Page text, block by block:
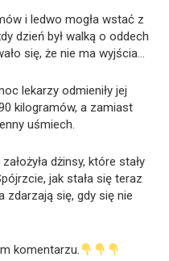
i ledwo mogła wstać z
dzień był walką o oddech
się, że nie ma wyjścia…
lekarzy odmieniły jej
kilogramów, a zamiast
uśmiech.
dżinsy, które stały
jak stała się teraz
się, gdy się nie
komentarzu.